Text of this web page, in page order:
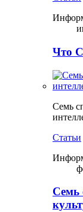
Что
Семь
Статьи
Семь